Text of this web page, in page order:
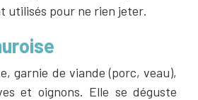
utilisés pour ne rien jeter.
garnie de viande (porc, veau),
et oignons. Elle se déguste